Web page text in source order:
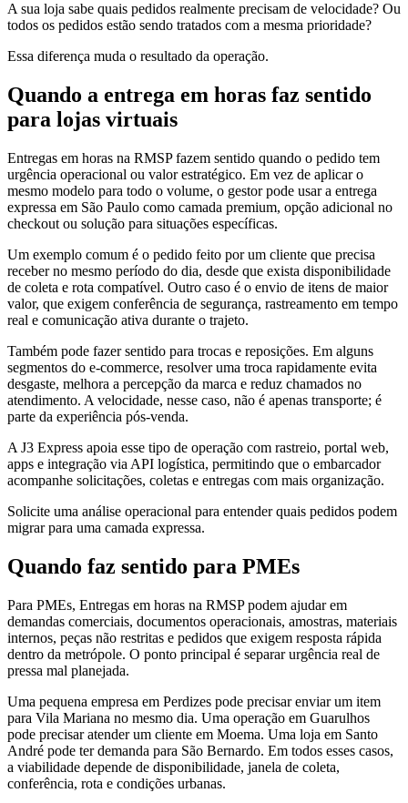
A sua loja sabe quais pedidos realmente precisam de velocidade? Ou
todos os pedidos estão sendo tratados com a mesma prioridade?
Essa diferença muda o resultado da operação.
Quando a entrega em horas faz sentido
para lojas virtuais
Entregas em horas na RMSP fazem sentido quando o pedido tem
urgência operacional ou valor estratégico. Em vez de aplicar o
mesmo modelo para todo o volume, o gestor pode usar a entrega
expressa em São Paulo como camada premium, opção adicional no
checkout ou solução para situações específicas.
Um exemplo comum é o pedido feito por um cliente que precisa
receber no mesmo período do dia, desde que exista disponibilidade
de coleta e rota compatível. Outro caso é o envio de itens de maior
valor, que exigem conferência de segurança, rastreamento em tempo
real e comunicação ativa durante o trajeto.
Também pode fazer sentido para trocas e reposições. Em alguns
segmentos do e-commerce, resolver uma troca rapidamente evita
desgaste, melhora a percepção da marca e reduz chamados no
atendimento. A velocidade, nesse caso, não é apenas transporte; é
parte da experiência pós-venda.
A J3 Express apoia esse tipo de operação com rastreio, portal web,
apps e integração via API logística, permitindo que o embarcador
acompanhe solicitações, coletas e entregas com mais organização.
Solicite uma análise operacional para entender quais pedidos podem
migrar para uma camada expressa.
Quando faz sentido para PMEs
Para PMEs, Entregas em horas na RMSP podem ajudar em
demandas comerciais, documentos operacionais, amostras, materiais
internos, peças não restritas e pedidos que exigem resposta rápida
dentro da metrópole. O ponto principal é separar urgência real de
pressa mal planejada.
Uma pequena empresa em Perdizes pode precisar enviar um item
para Vila Mariana no mesmo dia. Uma operação em Guarulhos
pode precisar atender um cliente em Moema. Uma loja em Santo
André pode ter demanda para São Bernardo. Em todos esses casos,
a viabilidade depende de disponibilidade, janela de coleta,
conferência, rota e condições urbanas.